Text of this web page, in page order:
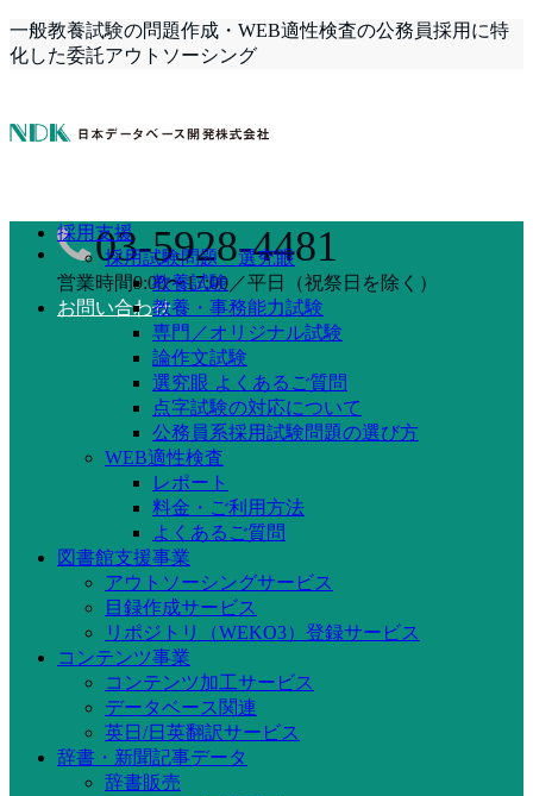
一般教養試験の問題作成・WEB適性検査の公務員採用に特
化した委託アウトソーシング
03-5928-4481
営業時間9:00〜17:00／平日（祝祭日を除く）
お問い合わせ
採用支援
採用試験問題 選究眼
教養試験
教養・事務能力試験
専門／オリジナル試験
論作文試験
選究眼 よくあるご質問
点字試験の対応について
公務員系採用試験問題の選び方
WEB適性検査
レポート
料金・ご利用方法
よくあるご質問
図書館支援事業
アウトソーシングサービス
目録作成サービス
リポジトリ（WEKO3）登録サービス
コンテンツ事業
コンテンツ加工サービス
データベース関連
英日/日英翻訳サービス
辞書・新聞記事データ
辞書販売